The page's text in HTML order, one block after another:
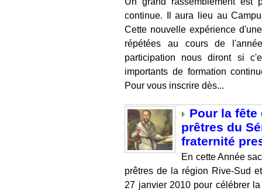
continue. Il aura lieu au
Cette nouvelle expérience
répétées au cours de
participation nous diront si
importants de formation
Pour vous inscrire dès...
Pour la fête
prêtres du
fraternité
En cette Année
prêtres de la région Rive-Sud
27 janvier 2010 pour célébrer